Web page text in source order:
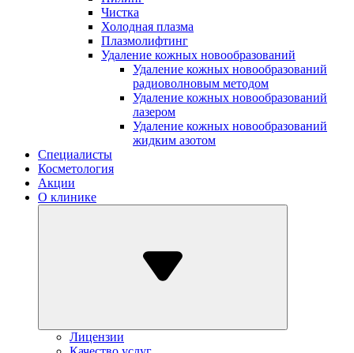
Чистка
Холодная плазма
Плазмолифтинг
Удаление кожных новообразований
Удаление кожных новообразований
радиоволновым методом
Удаление кожных новообразований
лазером
Удаление кожных новообразований
жидким азотом
Специалисты
Косметология
Акции
О клинике
Лицензии